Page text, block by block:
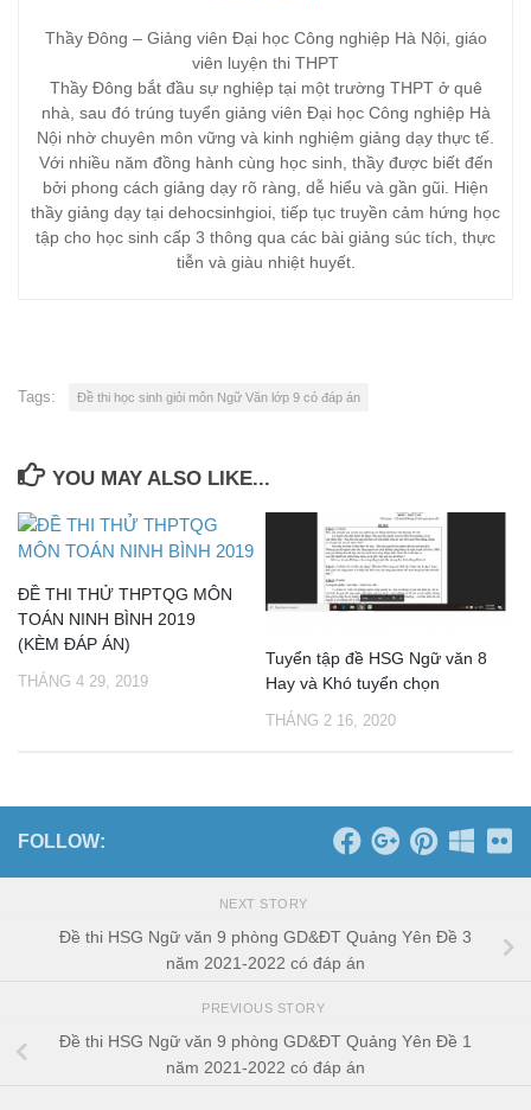
Thầy Đông – Giảng viên Đại học Công nghiệp Hà Nội, giáo
viên luyện thi THPT
Thầy Đông bắt đầu sự nghiệp tại một trường THPT ở quê
nhà, sau đó trúng tuyển giảng viên Đại học Công nghiệp Hà
Nội nhờ chuyên môn vững và kinh nghiệm giảng dạy thực tế.
Với nhiều năm đồng hành cùng học sinh, thầy được biết đến
bởi phong cách giảng dạy rõ ràng, dễ hiểu và gần gũi. Hiện
thầy giảng dạy tại dehocsinhgioi, tiếp tục truyền cảm hứng học
tập cho học sinh cấp 3 thông qua các bài giảng súc tích, thực
tiễn và giàu nhiệt huyết.
Tags: Đề thi học sinh giỏi môn Ngữ Văn lớp 9 có đáp án
YOU MAY ALSO LIKE...
ĐỀ THI THỬ THPTQG MÔN
TOÁN NINH BÌNH 2019
(KÈM ĐÁP ÁN)
THÁNG 4 29, 2019
Tuyển tập đề HSG Ngữ văn 8
Hay và Khó tuyển chọn
THÁNG 2 16, 2020
FOLLOW:
NEXT STORY
Đề thi HSG Ngữ văn 9 phòng GD&ĐT Quảng Yên Đề 3
năm 2021-2022 có đáp án
PREVIOUS STORY
Đề thi HSG Ngữ văn 9 phòng GD&ĐT Quảng Yên Đề 1
năm 2021-2022 có đáp án